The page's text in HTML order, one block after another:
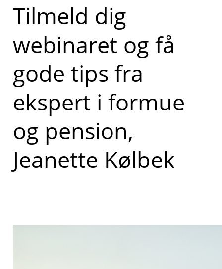
Tilmeld dig
webinaret og få
gode tips fra
ekspert i formue
og pension,
Jeanette Kølbek